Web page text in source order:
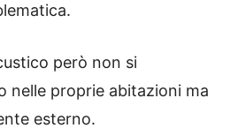
però non si
nelle proprie abitazioni ma
esterno.